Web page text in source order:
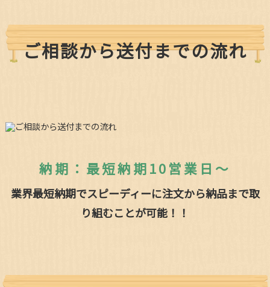
ご相談から送付までの流れ
納期：最短納期10営業日～
業界最短納期でスピーディーに注文から納品まで取
り組むことが可能！！